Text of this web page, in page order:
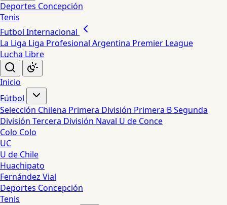
Deportes Concepción
Tenis
Futbol Internacional
La Liga Liga Profesional Argentina Premier League
Lucha Libre
Inicio
Fútbol
Selección Chilena Primera División Primera BSegunda
División Tercera División Naval U de Conce
Colo Colo
UC
U de Chile
Huachipato
Fernández Vial
Deportes Concepción
Tenis